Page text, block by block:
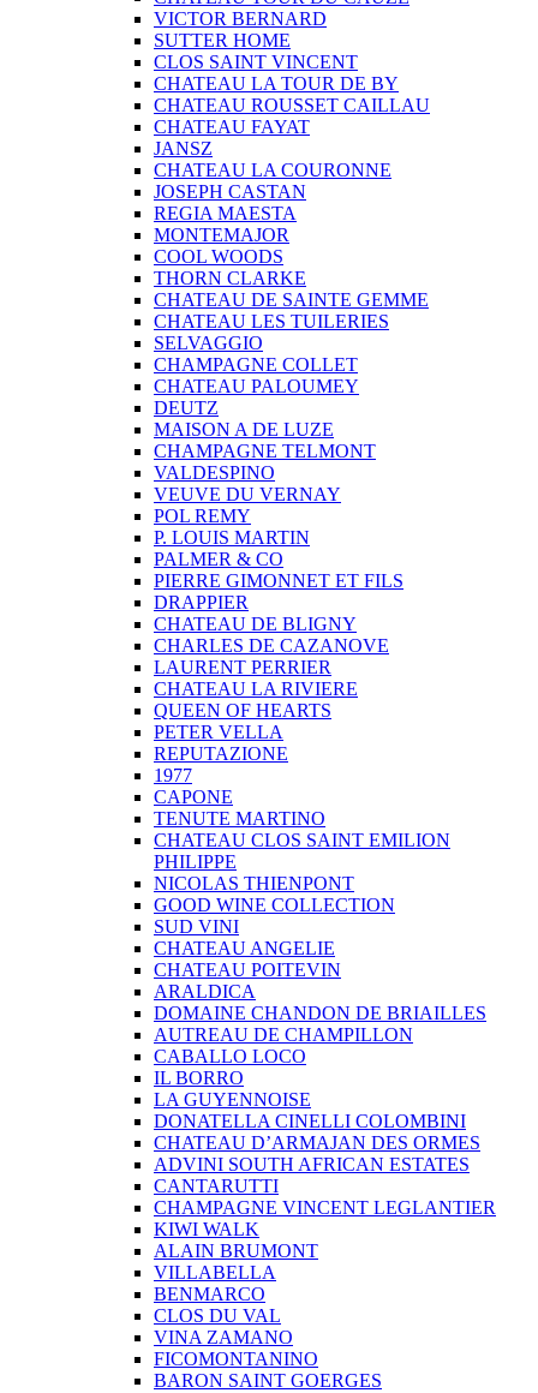
VICTOR BERNARD
SUTTER HOME
CLOS SAINT VINCENT
CHATEAU LA TOUR DE BY
CHATEAU ROUSSET CAILLAU
CHATEAU FAYAT
JANSZ
CHATEAU LA COURONNE
JOSEPH CASTAN
REGIA MAESTA
MONTEMAJOR
COOL WOODS
THORN CLARKE
CHATEAU DE SAINTE GEMME
CHATEAU LES TUILERIES
SELVAGGIO
CHAMPAGNE COLLET
CHATEAU PALOUMEY
DEUTZ
MAISON A DE LUZE
CHAMPAGNE TELMONT
VALDESPINO
VEUVE DU VERNAY
POL REMY
P. LOUIS MARTIN
PALMER & CO
PIERRE GIMONNET ET FILS
DRAPPIER
CHATEAU DE BLIGNY
CHARLES DE CAZANOVE
LAURENT PERRIER
CHATEAU LA RIVIERE
QUEEN OF HEARTS
PETER VELLA
REPUTAZIONE
1977
CAPONE
TENUTE MARTINO
CHATEAU CLOS SAINT EMILION
PHILIPPE
NICOLAS THIENPONT
GOOD WINE COLLECTION
SUD VINI
CHATEAU ANGELIE
CHATEAU POITEVIN
ARALDICA
DOMAINE CHANDON DE BRIAILLES
AUTREAU DE CHAMPILLON
CABALLO LOCO
IL BORRO
LA GUYENNOISE
DONATELLA CINELLI COLOMBINI
CHATEAU D’ARMAJAN DES ORMES
ADVINI SOUTH AFRICAN ESTATES
CANTARUTTI
CHAMPAGNE VINCENT LEGLANTIER
KIWI WALK
ALAIN BRUMONT
VILLABELLA
BENMARCO
CLOS DU VAL
VINA ZAMANO
FICOMONTANINO
BARON SAINT GOERGES